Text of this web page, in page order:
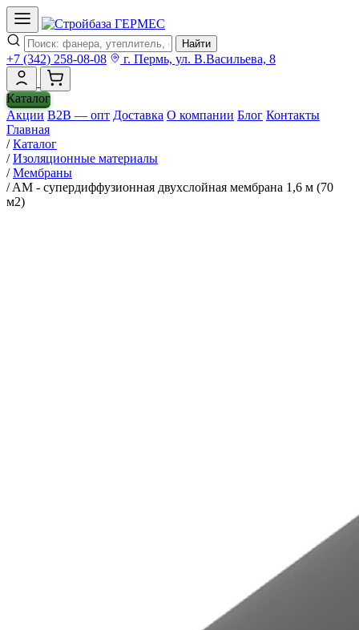
Найти
+7 (342) 258-08-08 г. Пермь, ул. В.Васильева, 8
Каталог
Акции B2B — опт Доставка О компании Блог Контакты
Главная
/ Каталог
/ Изоляционные материалы
/ Мембраны
/ AM - супердиффузионная двухслойная мембрана 1,6 м (70
м2)